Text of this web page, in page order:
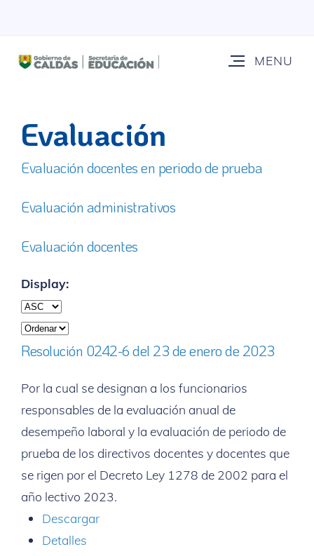
Evaluación
Evaluación docentes en periodo de prueba
Evaluación administrativos
Evaluación docentes
Display:
Resolución 0242-6 del 23 de enero de 2023
Por la cual se designan a los funcionarios
responsables de la evaluación anual de
desempeño laboral y la evaluación de periodo de
prueba de los directivos docentes y docentes que
se rigen por el Decreto Ley 1278 de 2002 para el
año lectivo 2023.
Descargar
Detalles